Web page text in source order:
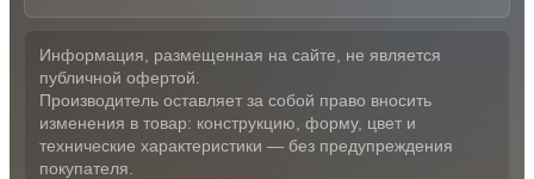
Информация, размещенная на сайте, не является
публичной офертой.
Производитель оставляет за собой право вносить
изменения в товар: конструкцию, форму, цвет и
технические характеристики — без предупреждения
покупателя.